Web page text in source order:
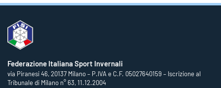
Federazione Italiana Sport Invernali
via Piranesi 46, 20137 Milano – P.IVA e C.F. 05027640159 – Iscrizione al
Tribunale di Milano n° 63, 11.12.2004